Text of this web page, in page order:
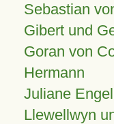
Sebastian
Gibert und
Goran von
Hermann
Juliane
Llewellwyn